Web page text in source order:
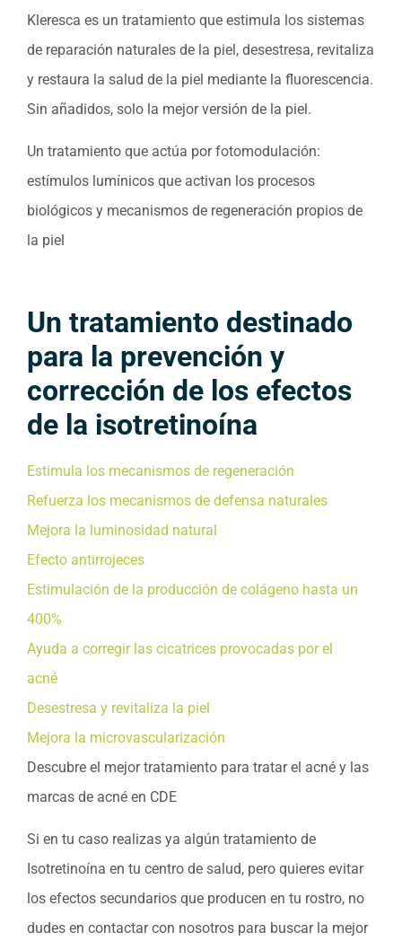
Kleresca es un tratamiento que estimula los sistemas
de reparación naturales de la piel, desestresa, revitaliza
y restaura la salud de la piel mediante la fluorescencia.
Sin añadidos, solo la mejor versión de la piel.
Un tratamiento que actúa por fotomodulación:
estímulos lumínicos que activan los procesos
biológicos y mecanismos de regeneración propios de
la piel
Un tratamiento destinado
para la prevención y
corrección de los efectos
de la isotretinoína
Estimula los mecanismos de regeneración
Refuerza los mecanismos de defensa naturales
Mejora la luminosidad natural
Efecto antirrojeces
Estimulación de la producción de colágeno hasta un
400%
Ayuda a corregir las cicatrices provocadas por el
acné
Desestresa y revitaliza la piel
Mejora la microvascularización
Descubre el mejor tratamiento para tratar el acné y las
marcas de acné en CDE
Si en tu caso realizas ya algún tratamiento de
Isotretinoína en tu centro de salud, pero quieres evitar
los efectos secundarios que producen en tu rostro, no
dudes en contactar con nosotros para buscar la mejor